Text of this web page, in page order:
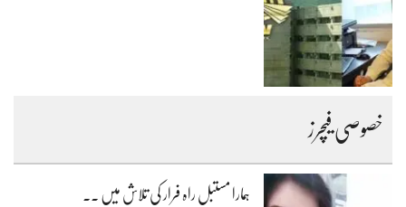
خصوصی فیچرز
ہمارا مستبل راہ فرار کی تلاش میں ۔۔